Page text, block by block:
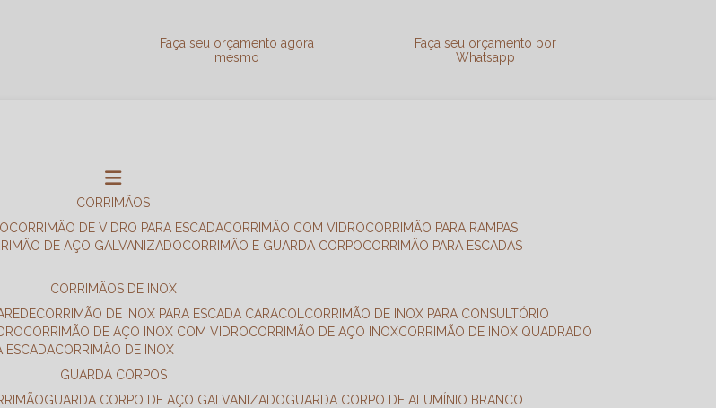
Faça seu orçamento agora
mesmo
Faça seu orçamento por
Whatsapp
CORRIMÃOS
CORRIMÃO DE VIDRO PARA ESCADA CORRIMÃO COM VIDRO
CORRIMÃO PARA RAMPAS
DE AÇO GALVANIZADO CORRIMÃO E GUARDA CORPO
CORRIMÃO PARA ESCADAS
CORRIMÃOS DE INOX
CORRIMÃO DE INOX PARA ESCADA CARACOL
CORRIMÃO DE INOX PARA CONSULTÓRIO
CORRIMÃO DE AÇO INOX COM VIDRO CORRIMÃO DE AÇO INOX
CORRIMÃO DE INOX QUADRADO
ESCADA
CORRIMÃO DE INOX
GUARDA CORPOS
GUARDA CORPO DE AÇO GALVANIZADO
GUARDA CORPO DE ALUMÍNIO BRANCO